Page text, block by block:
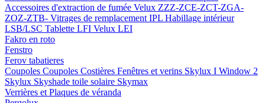
Accessoires d'extraction de fumée Velux ZZZ-ZCE-ZCT-ZGA-
ZOZ-ZTB- Vitrages de remplacement IPL Habillage intérieur
LSB/LSC Tablette LFI Velux LEI
Fakro en roto
Fenstro
Ferov tabatieres
Coupoles Coupoles Costières Fenêtres et verins Skylux I Window 2
Skylux Skyshade toile solaire Skymax
Verrières et Plaques de véranda